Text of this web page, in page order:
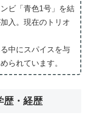
ビ「青色1号」を結
入。現在のトリオ
中にスパイスを与
られています。
歴・経歴